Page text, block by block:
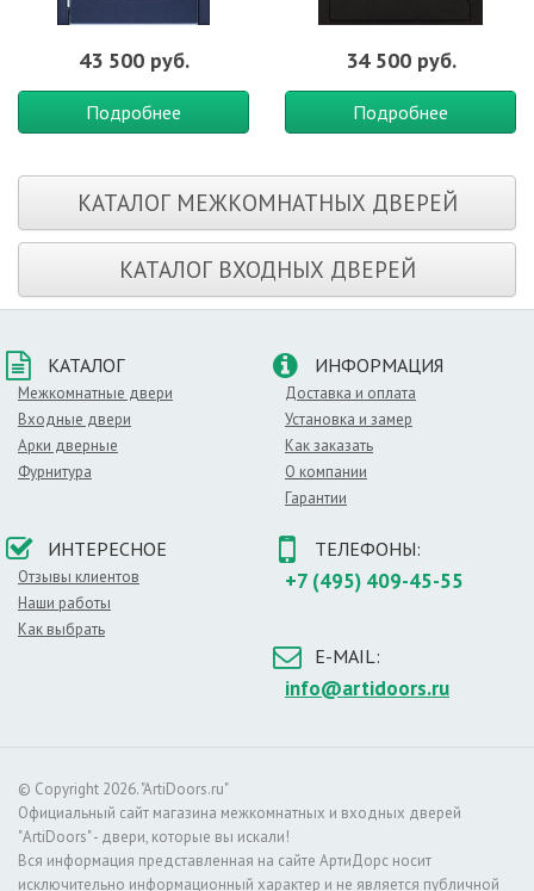
43 500 руб.
Подробнее
34 500 руб.
Подробнее
КАТАЛОГ МЕЖКОМНАТНЫХ ДВЕРЕЙ
КАТАЛОГ ВХОДНЫХ ДВЕРЕЙ
КАТАЛОГ
Межкомнатные двери
Входные двери
Арки дверные
Фурнитура
ИНФОРМАЦИЯ
Доставка и оплата
Установка и замер
Как заказать
О компании
Гарантии
ИНТЕРЕСНОЕ
Отзывы клиентов
Наши работы
Как выбрать
ТЕЛЕФОНЫ:
+7 (495) 409-45-55
E-MAIL:
info@artidoors.ru
© Copyright 2026. "ArtiDoors.ru"
Официальный сайт магазина межкомнатных и входных дверей
"ArtiDoors" - двери, которые вы искали!
Вся информация представленная на сайте АртиДорс носит
исключительно информационный характер и не является публичной